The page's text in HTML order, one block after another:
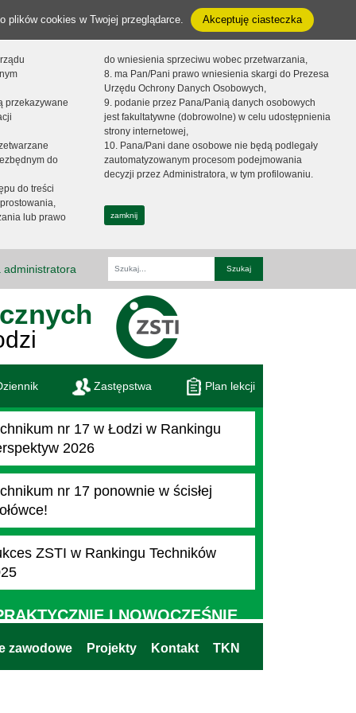
plików cookies w Twojej przeglądarce. Akceptuję ciasteczka
przekazywane
do
do treści
lub prawo
do wniesienia sprzeciwu wobec przetwarzania,
8. ma Pan/Pani prawo wniesienia skargi do Prezesa
Urzędu Ochrony Danych Osobowych,
9. podanie przez Pana/Panią danych osobowych
jest fakultatywne (dobrowolne) w celu udostępnienia
strony internetowej,
10. Pana/Pani dane osobowe nie będą podlegały
zautomatyzowanym procesom podejmowania
decyzji przez Administratora, w tym profilowaniu.
zamknij
Fraza
Zastępstwa Plan lekcji
nr 17 w Łodzi w Rankingu
2026
nr 17 ponownie w ścisłej
ZSTI w Rankingu Techników
I NOWOCZEŚNIE
zawodowe Projekty Kontakt TKN